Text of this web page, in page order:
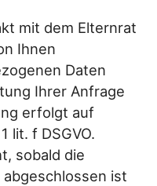
mit dem Elternrat
Ihnen
Daten
Ihrer Anfrage
erfolgt auf
lit. f DSGVO.
sobald die
ist